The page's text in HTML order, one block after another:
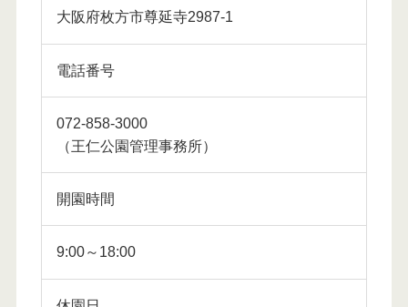
大阪府枚方市尊延寺2987-1
電話番号
072-858-3000
（王仁公園管理事務所）
開園時間
9:00～18:00